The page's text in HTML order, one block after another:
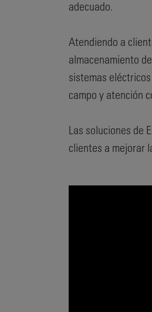
adecuado.
Atendiendo a
almacenamiento
sistemas
campo y atención
Las soluciones de
clientes a mejorar